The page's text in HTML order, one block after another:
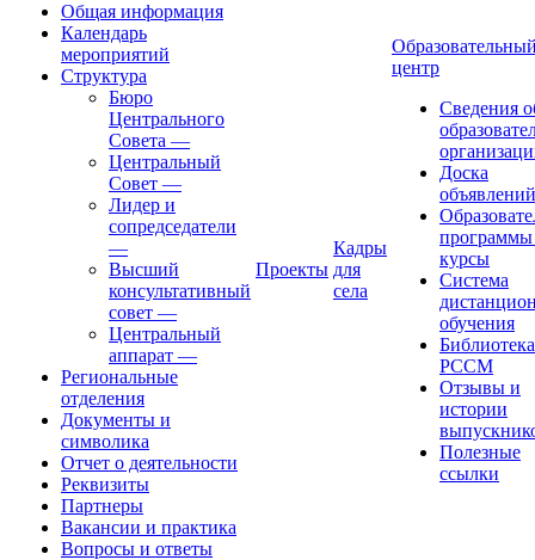
Общая информация
Календарь
мероприятий
Структура
Бюро
Центрального
Совета —
Центральный
Совет —
Лидер и
сопредседатели
—
Высший
консультативный
совет —
Центральный
аппарат —
Региональные
отделения
Документы и
символика
Отчет о деятельности
Реквизиты
Партнеры
Вакансии и практика
Вопросы и ответы
Проекты
Кадры
для
села
центр
Сведения
Доска
объявлений
курсы
Система
обучения
Библиотека
РССМ
Отзывы и
истории
Полезные
ссылки